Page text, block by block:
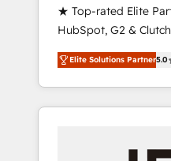
Onboarding &
★ Top-rated Elite
HubSpot, G2 &
Certified Experts &
★ 1,500+
continents ★ AI-First,
Onboarding
Elite Solutions Partner5.0